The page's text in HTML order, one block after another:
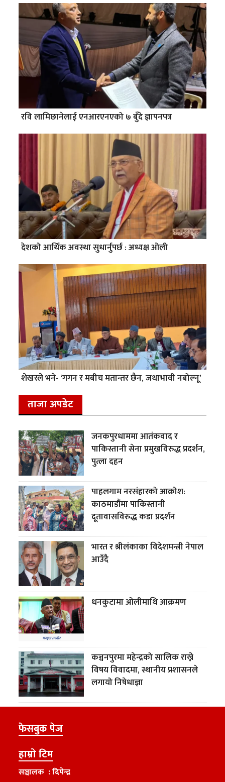
रवि लामिछानेलाई एनआरएनएको ७ बुँदे ज्ञापनपत्र
देशको आर्थिक अवस्था सुधार्नुपर्छ : अध्यक्ष ओली
शेखरले भने- ‘गगन र मबीच मतान्तर छैन, जथाभावी नबोल्नू’
ताजा अपडेट
जनकपुरधाममा आतंकवाद र
पाकिस्तानी सेना प्रमुखविरुद्ध प्रदर्शन,
पुत्ला दहन
पाहलगाम नरसंहारको आक्रोश:
काठमाडौंमा पाकिस्तानी
दूतावासविरुद्ध कडा प्रदर्शन
भारत र श्रीलंकाका विदेशमन्त्री नेपाल
आउँदै
धनकुटामा ओलीमाथि आक्रमण
कञ्चनपुरमा महेन्द्रको सालिक राख्ने
विषय विवादमा, स्थानीय प्रशासनले
लगायो निषेधाज्ञा
फेसबुक पेज
हाम्रो टिम
सञ्चालक : दिपेन्द्र